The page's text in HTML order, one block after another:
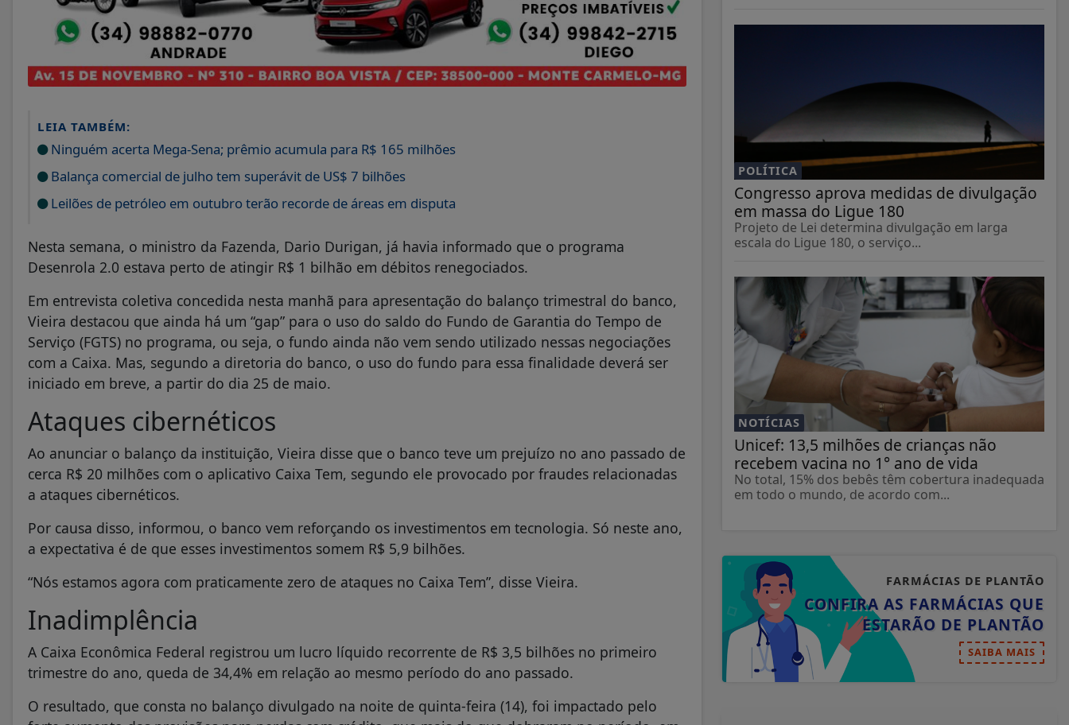
LEIA TAMBÉM:
Ninguém acerta Mega-Sena; prêmio acumula para R$ 165 milhões
Balança comercial de julho tem superávit de US$ 7 bilhões
Leilões de petróleo em outubro terão recorde de áreas em disputa
Nesta semana, o ministro da Fazenda, Dario Durigan, já havia informado que o programa
Desenrola 2.0 estava perto de atingir R$ 1 bilhão em débitos renegociados.
Em entrevista coletiva concedida nesta manhã para apresentação do balanço trimestral do banco,
Vieira destacou que ainda há um “gap” para o uso do saldo do Fundo de Garantia do Tempo de
Serviço (FGTS) no programa, ou seja, o fundo ainda não vem sendo utilizado nessas negociações
com a Caixa. Mas, segundo a diretoria do banco, o uso do fundo para essa finalidade deverá ser
iniciado em breve, a partir do dia 25 de maio.
Ataques cibernéticos
Ao anunciar o balanço da instituição, Vieira disse que o banco teve um prejuízo no ano passado de
cerca R$ 20 milhões com o aplicativo Caixa Tem, segundo ele provocado por fraudes relacionadas
a ataques cibernéticos.
Por causa disso, informou, o banco vem reforçando os investimentos em tecnologia. Só neste ano,
a expectativa é de que esses investimentos somem R$ 5,9 bilhões.
“Nós estamos agora com praticamente zero de ataques no Caixa Tem”, disse Vieira.
Inadimplência
A Caixa Econômica Federal registrou um lucro líquido recorrente de R$ 3,5 bilhões no primeiro
trimestre do ano, queda de 34,4% em relação ao mesmo período do ano passado.
O resultado, que consta no balanço divulgado na noite de quinta-feira (14), foi impactado pelo
POLÍTICA
Congresso aprova medidas de divulgação
em massa do Ligue 180
Projeto de Lei determina divulgação em larga
escala do Ligue 180, o serviço...
NOTÍCIAS
Unicef: 13,5 milhões de crianças não
recebem vacina no 1° ano de vida
No total, 15% dos bebês têm cobertura inadequada
em todo o mundo, de acordo com...
FARMÁCIAS DE PLANTÃO
CONFIRA AS FARMÁCIAS QUE
ESTARÃO DE PLANTÃO
SAIBA MAIS